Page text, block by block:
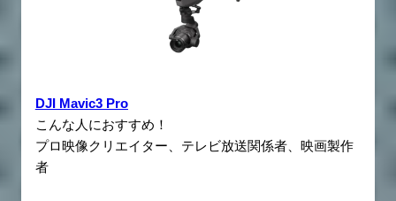
DJI Mavic3 Pro
こんな人におすすめ！
プロ映像クリエイター、テレビ放送関係者、映画製作
者